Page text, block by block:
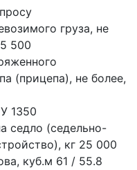
груза, не
500
(прицепа), не более,
1350
седло (седельно-
кг 25 000
куб.м 61 / 55.8